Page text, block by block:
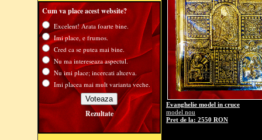
Cum va place acest website?
Excelent! Arata foarte bine.
Imi place, e frumos.
Cred ca se putea mai bine.
Nu ma intereseaza aspectul.
Nu imi place; incercati altceva.
Imi placea mai mult varianta veche.
Rezultate
Evanghelie model in cruce
model nou
Pret de la: 2550 RON